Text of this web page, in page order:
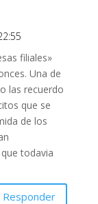
filiales»
Una de
las recuerdo
que se
de los
todavia
Responder